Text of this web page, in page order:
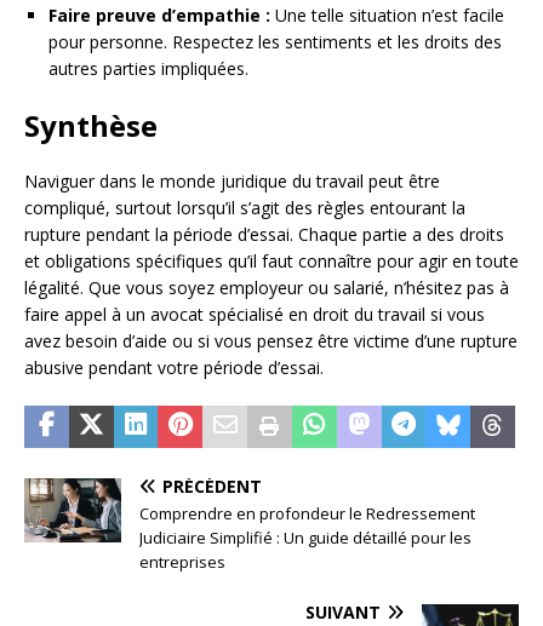
Faire preuve d’empathie : Une telle situation n’est facile
pour personne. Respectez les sentiments et les droits des
autres parties impliquées.
Synthèse
Naviguer dans le monde juridique du travail peut être
compliqué, surtout lorsqu’il s’agit des règles entourant la
rupture pendant la période d’essai. Chaque partie a des droits
et obligations spécifiques qu’il faut connaître pour agir en toute
légalité. Que vous soyez employeur ou salarié, n’hésitez pas à
faire appel à un avocat spécialisé en droit du travail si vous
avez besoin d’aide ou si vous pensez être victime d’une rupture
abusive pendant votre période d’essai.
PRÉCÉDENT
Comprendre en profondeur le Redressement
Judiciaire Simplifié : Un guide détaillé pour les
entreprises
SUIVANT